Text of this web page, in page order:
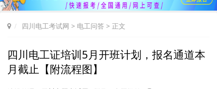
四川电工考试网 > 电工问答 > 正文
四川电工证培训5月开班计划，报名通道本
月截止【附流程图】